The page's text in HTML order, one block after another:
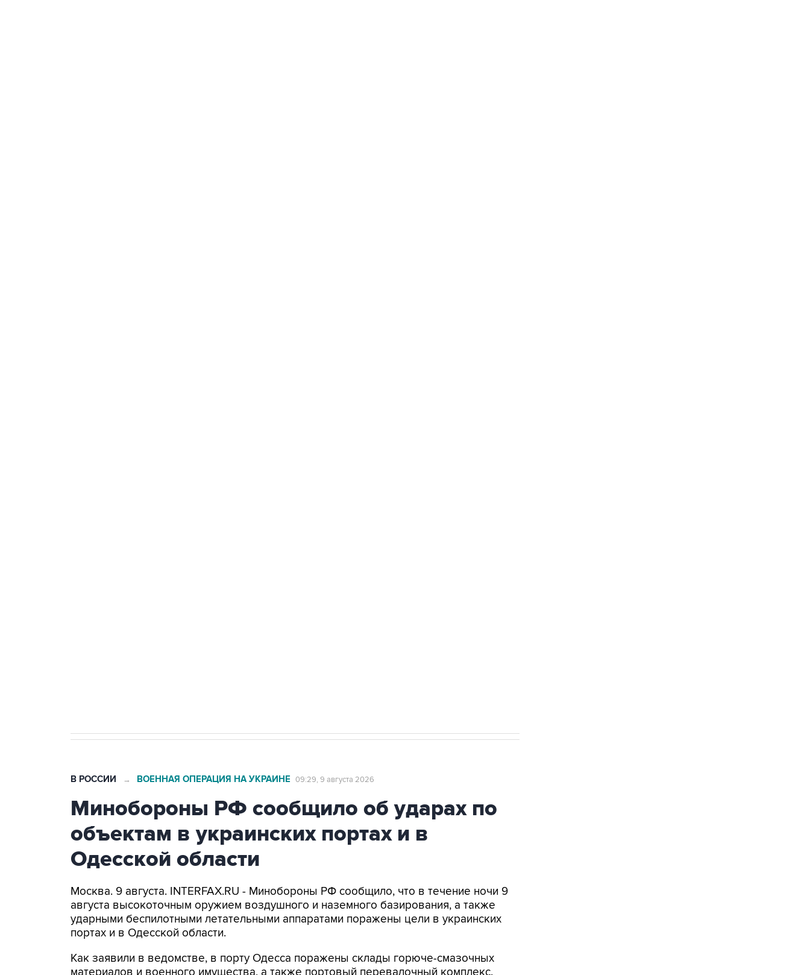
В РОССИИ → ВОЕННАЯ ОПЕРАЦИЯ НА УКРАИНЕ 09:29, 9 августа 2026
Минобороны РФ сообщило об ударах по
объектам в украинских портах и в
Одесской области
Москва. 9 августа. INTERFAX.RU - Минобороны РФ сообщило, что в течение ночи 9
августа высокоточным оружием воздушного и наземного базирования, а также
ударными беспилотными летательными аппаратами поражены цели в украинских
портах и в Одесской области.
Как заявили в ведомстве, в порту Одесса поражены склады горюче-смазочных